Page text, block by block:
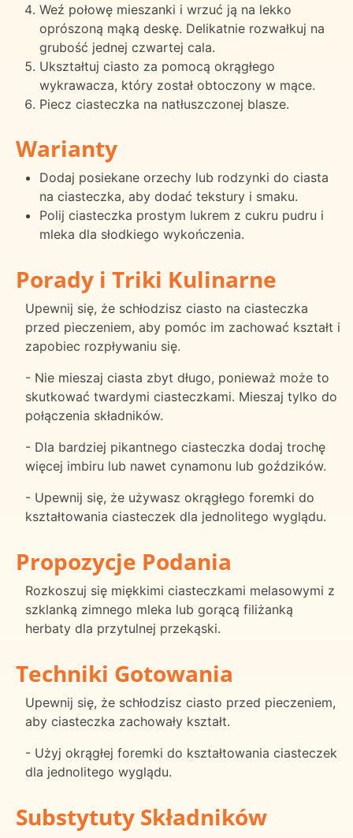
Weź połowę mieszanki i wrzuć ją na lekko
oprószoną mąką deskę. Delikatnie rozwałkuj na
grubość jednej czwartej cala.
Ukształtuj ciasto za pomocą okrągłego
wykrawacza, który został obtoczony w mące.
Piecz ciasteczka na natłuszczonej blasze.
Warianty
Dodaj posiekane orzechy lub rodzynki do ciasta
na ciasteczka, aby dodać tekstury i smaku.
Polij ciasteczka prostym lukrem z cukru pudru i
mleka dla słodkiego wykończenia.
Porady i Triki Kulinarne
Upewnij się, że schłodzisz ciasto na ciasteczka
przed pieczeniem, aby pomóc im zachować kształt i
zapobiec rozpływaniu się.
- Nie mieszaj ciasta zbyt długo, ponieważ może to
skutkować twardymi ciasteczkami. Mieszaj tylko do
połączenia składników.
- Dla bardziej pikantnego ciasteczka dodaj trochę
więcej imbiru lub nawet cynamonu lub goździków.
- Upewnij się, że używasz okrągłego foremki do
kształtowania ciasteczek dla jednolitego wyglądu.
Propozycje Podania
Rozkoszuj się miękkimi ciasteczkami melasowymi z
szklanką zimnego mleka lub gorącą filiżanką
herbaty dla przytulnej przekąski.
Techniki Gotowania
Upewnij się, że schłodzisz ciasto przed pieczeniem,
aby ciasteczka zachowały kształt.
- Użyj okrągłej foremki do kształtowania ciasteczek
dla jednolitego wyglądu.
Substytuty Składników